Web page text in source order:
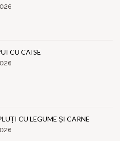
CU CAISE
CU LEGUME ȘI CARNE